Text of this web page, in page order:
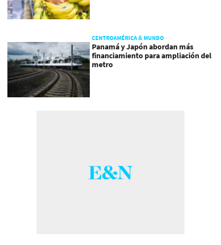
CENTROAMÉRICA & MUNDO
Panamá y Japón abordan más
financiamiento para ampliación del
metro